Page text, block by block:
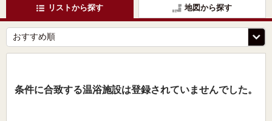
リストから探す 地図から探す
条件に合致する温浴施設は登録されていませんでした。